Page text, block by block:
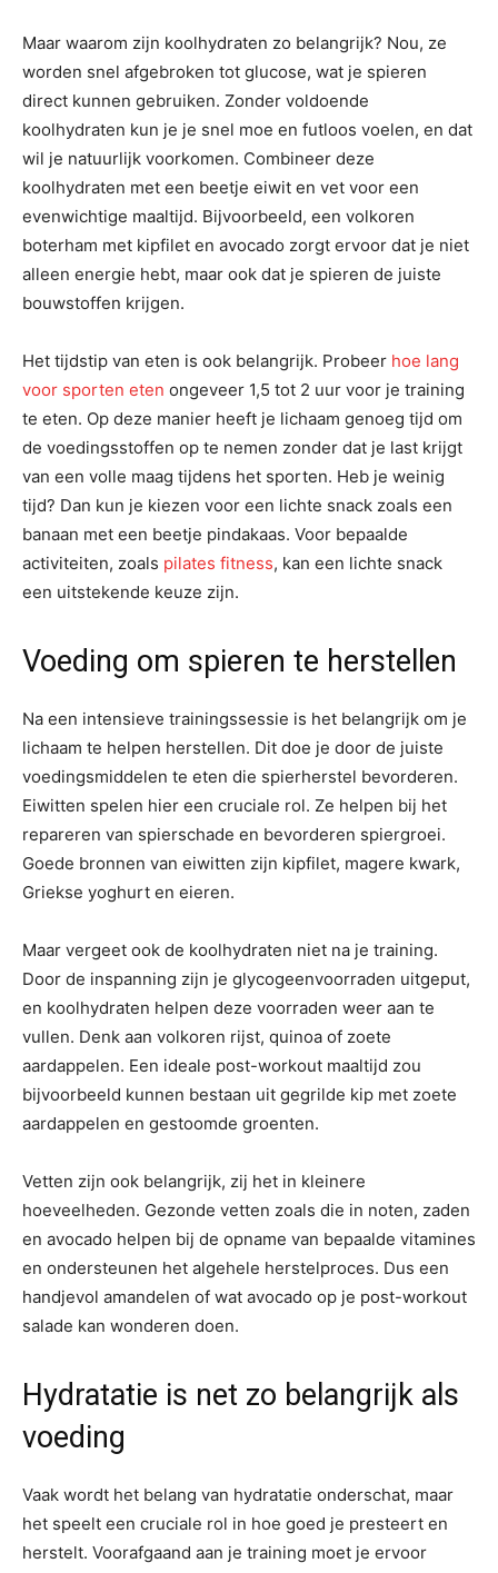
Maar waarom zijn koolhydraten zo belangrijk? Nou, ze
worden snel afgebroken tot glucose, wat je spieren
direct kunnen gebruiken. Zonder voldoende
koolhydraten kun je je snel moe en futloos voelen, en dat
wil je natuurlijk voorkomen. Combineer deze
koolhydraten met een beetje eiwit en vet voor een
evenwichtige maaltijd. Bijvoorbeeld, een volkoren
boterham met kipfilet en avocado zorgt ervoor dat je niet
alleen energie hebt, maar ook dat je spieren de juiste
bouwstoffen krijgen.
Het tijdstip van eten is ook belangrijk. Probeer hoe lang
voor sporten eten ongeveer 1,5 tot 2 uur voor je training
te eten. Op deze manier heeft je lichaam genoeg tijd om
de voedingsstoffen op te nemen zonder dat je last krijgt
van een volle maag tijdens het sporten. Heb je weinig
tijd? Dan kun je kiezen voor een lichte snack zoals een
banaan met een beetje pindakaas. Voor bepaalde
activiteiten, zoals pilates fitness, kan een lichte snack
een uitstekende keuze zijn.
Voeding om spieren te herstellen
Na een intensieve trainingssessie is het belangrijk om je
lichaam te helpen herstellen. Dit doe je door de juiste
voedingsmiddelen te eten die spierherstel bevorderen.
Eiwitten spelen hier een cruciale rol. Ze helpen bij het
repareren van spierschade en bevorderen spiergroei.
Goede bronnen van eiwitten zijn kipfilet, magere kwark,
Griekse yoghurt en eieren.
Maar vergeet ook de koolhydraten niet na je training.
Door de inspanning zijn je glycogeenvoorraden uitgeput,
en koolhydraten helpen deze voorraden weer aan te
vullen. Denk aan volkoren rijst, quinoa of zoete
aardappelen. Een ideale post-workout maaltijd zou
bijvoorbeeld kunnen bestaan uit gegrilde kip met zoete
aardappelen en gestoomde groenten.
Vetten zijn ook belangrijk, zij het in kleinere
hoeveelheden. Gezonde vetten zoals die in noten, zaden
en avocado helpen bij de opname van bepaalde vitamines
en ondersteunen het algehele herstelproces. Dus een
handjevol amandelen of wat avocado op je post-workout
salade kan wonderen doen.
Hydratatie is net zo belangrijk als
voeding
Vaak wordt het belang van hydratatie onderschat, maar
het speelt een cruciale rol in hoe goed je presteert en
herstelt. Voorafgaand aan je training moet je ervoor